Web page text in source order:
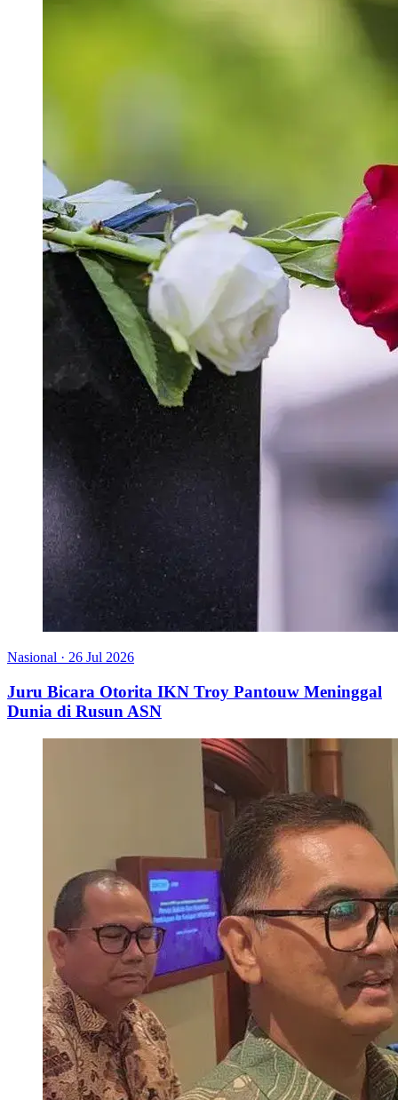
Nasional · 26 Jul 2026
Juru Bicara Otorita IKN Troy Pantouw Meninggal
Dunia di Rusun ASN